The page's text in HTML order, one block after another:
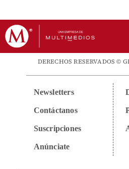
DERECHOS RESERVADOS ©
Newsletters
Contáctanos
Suscripciones
Anúnciate